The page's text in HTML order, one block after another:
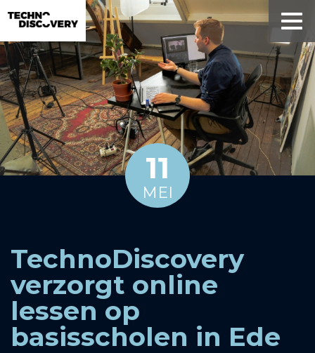
11
MEI
TechnoDiscovery
verzorgt online
lessen op
basisscholen in Ede